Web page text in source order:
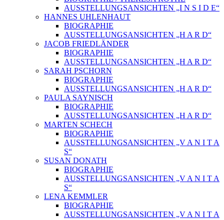
AUSSTELLUNGSANSICHTEN „I N S I D E“
HANNES UHLENHAUT
BIOGRAPHIE
AUSSTELLUNGSANSICHTEN „H A R D“
JACOB FRIEDLÄNDER
BIOGRAPHIE
AUSSTELLUNGSANSICHTEN „H A R D“
SARAH PSCHORN
BIOGRAPHIE
AUSSTELLUNGSANSICHTEN „H A R D“
PAULA SAYNISCH
BIOGRAPHIE
AUSSTELLUNGSANSICHTEN „H A R D“
MARTEN SCHECH
BIOGRAPHIE
AUSSTELLUNGSANSICHTEN „V A N I T A
S“
SUSAN DONATH
BIOGRAPHIE
AUSSTELLUNGSANSICHTEN „V A N I T A
S“
LENA KEMMLER
BIOGRAPHIE
AUSSTELLUNGSANSICHTEN „V A N I T A